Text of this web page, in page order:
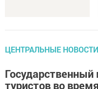
ЦЕНТРАЛЬНЫЕ НОВОСТИ
туристов во